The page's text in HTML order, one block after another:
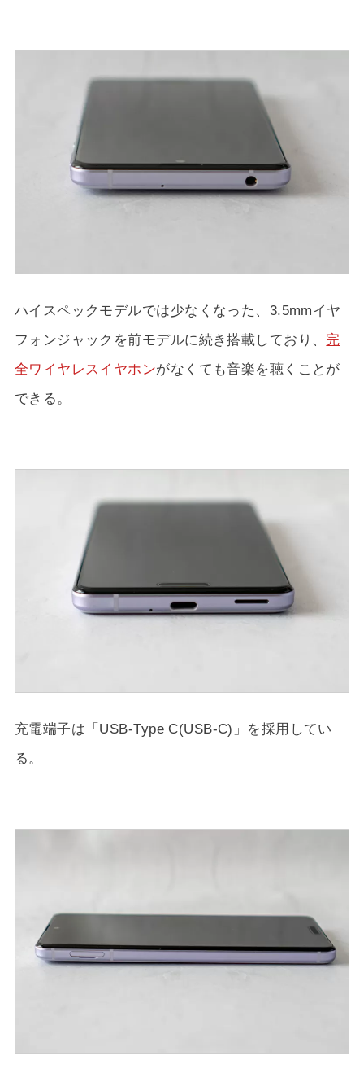
ハイスペックモデルでは少なくなった、3.5mmイヤ
フォンジャックを前モデルに続き搭載しており、 完
全ワイヤレスイヤホンがなくても音楽を聴くことが
できる。
充電端子は「USB-Type C(USB-C)」を採用してい
る。